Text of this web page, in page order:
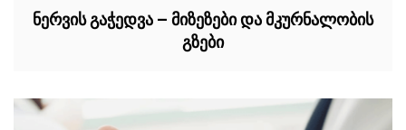
ნერვის გაჭედვა – მიზეზები და მკურნალობის
გზები